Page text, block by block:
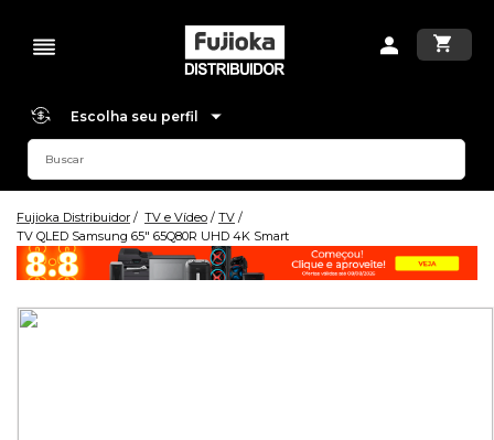
Escolha seu perfil
Fujioka Distribuidor TV e Vídeo
TV
TV QLED Samsung 65" 65Q80R UHD 4K Smart